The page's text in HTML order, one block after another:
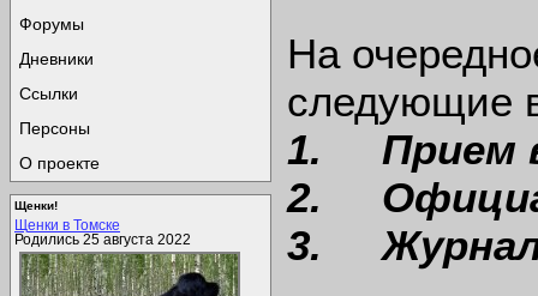
Форумы
Дневники
Ссылки
Персоны
О проекте
Щенки!
Щенки в Томске
Родились 25 августа 2022
На
следующие
1. Прием
2.
3.